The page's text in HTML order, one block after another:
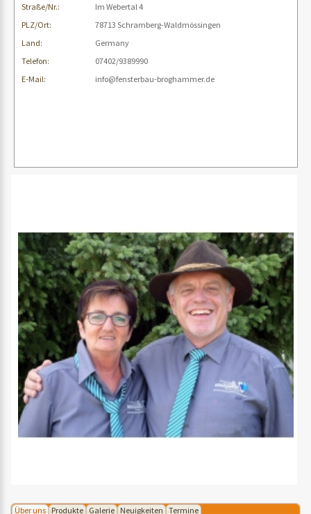
Straße/Nr.:
Im Webertal 4
PLZ/Ort:
78713 Schramberg-Waldmössingen
Land:
Germany
Telefon:
07402/9389990
E-Mail:
info@fensterbau-broghammer.de
Über uns Produkte Galerie Neuigkeiten Termine